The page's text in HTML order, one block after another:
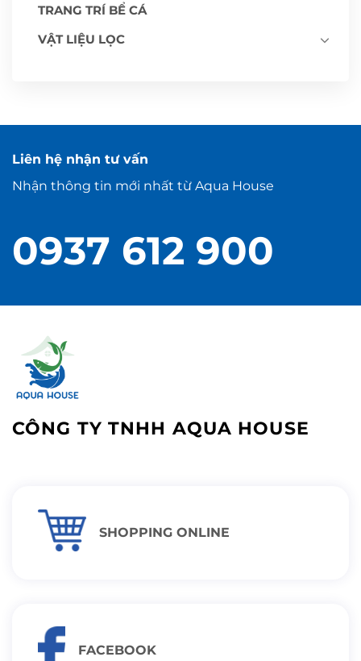
TRANG TRÍ BỂ CÁ
VẬT LIỆU LỌC
Liên hệ nhận tư vấn
Nhận thông tin mới nhất từ Aqua House
0937 612 900
CÔNG TY TNHH AQUA HOUSE
SHOPPING ONLINE
FACEBOOK